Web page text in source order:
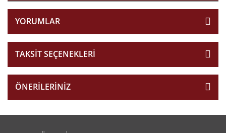
YORUMLAR
TAKSIT SEÇENEKLERI
ÖNERILERINIZ